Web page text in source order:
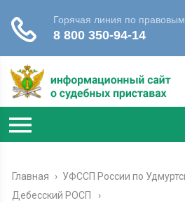
Главная › УФССП России по
Дебесский РОСП